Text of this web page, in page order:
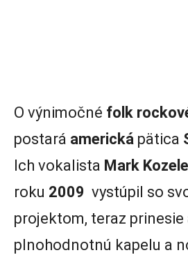
O výnimočné folk
postará americká pätica
Ich vokalista Mark
roku 2009 vystúpil so
projektom, teraz prinesie
plnohodnotnú kapelu a